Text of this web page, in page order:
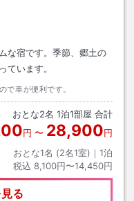
な宿です。季節、郷土の
ています。
で車が便利です。
おとな2名 1泊1部屋 合計
円 〜 28,900円
おとな1名 (2名1室)｜ 1泊
税込 8,100円〜14,450円
る